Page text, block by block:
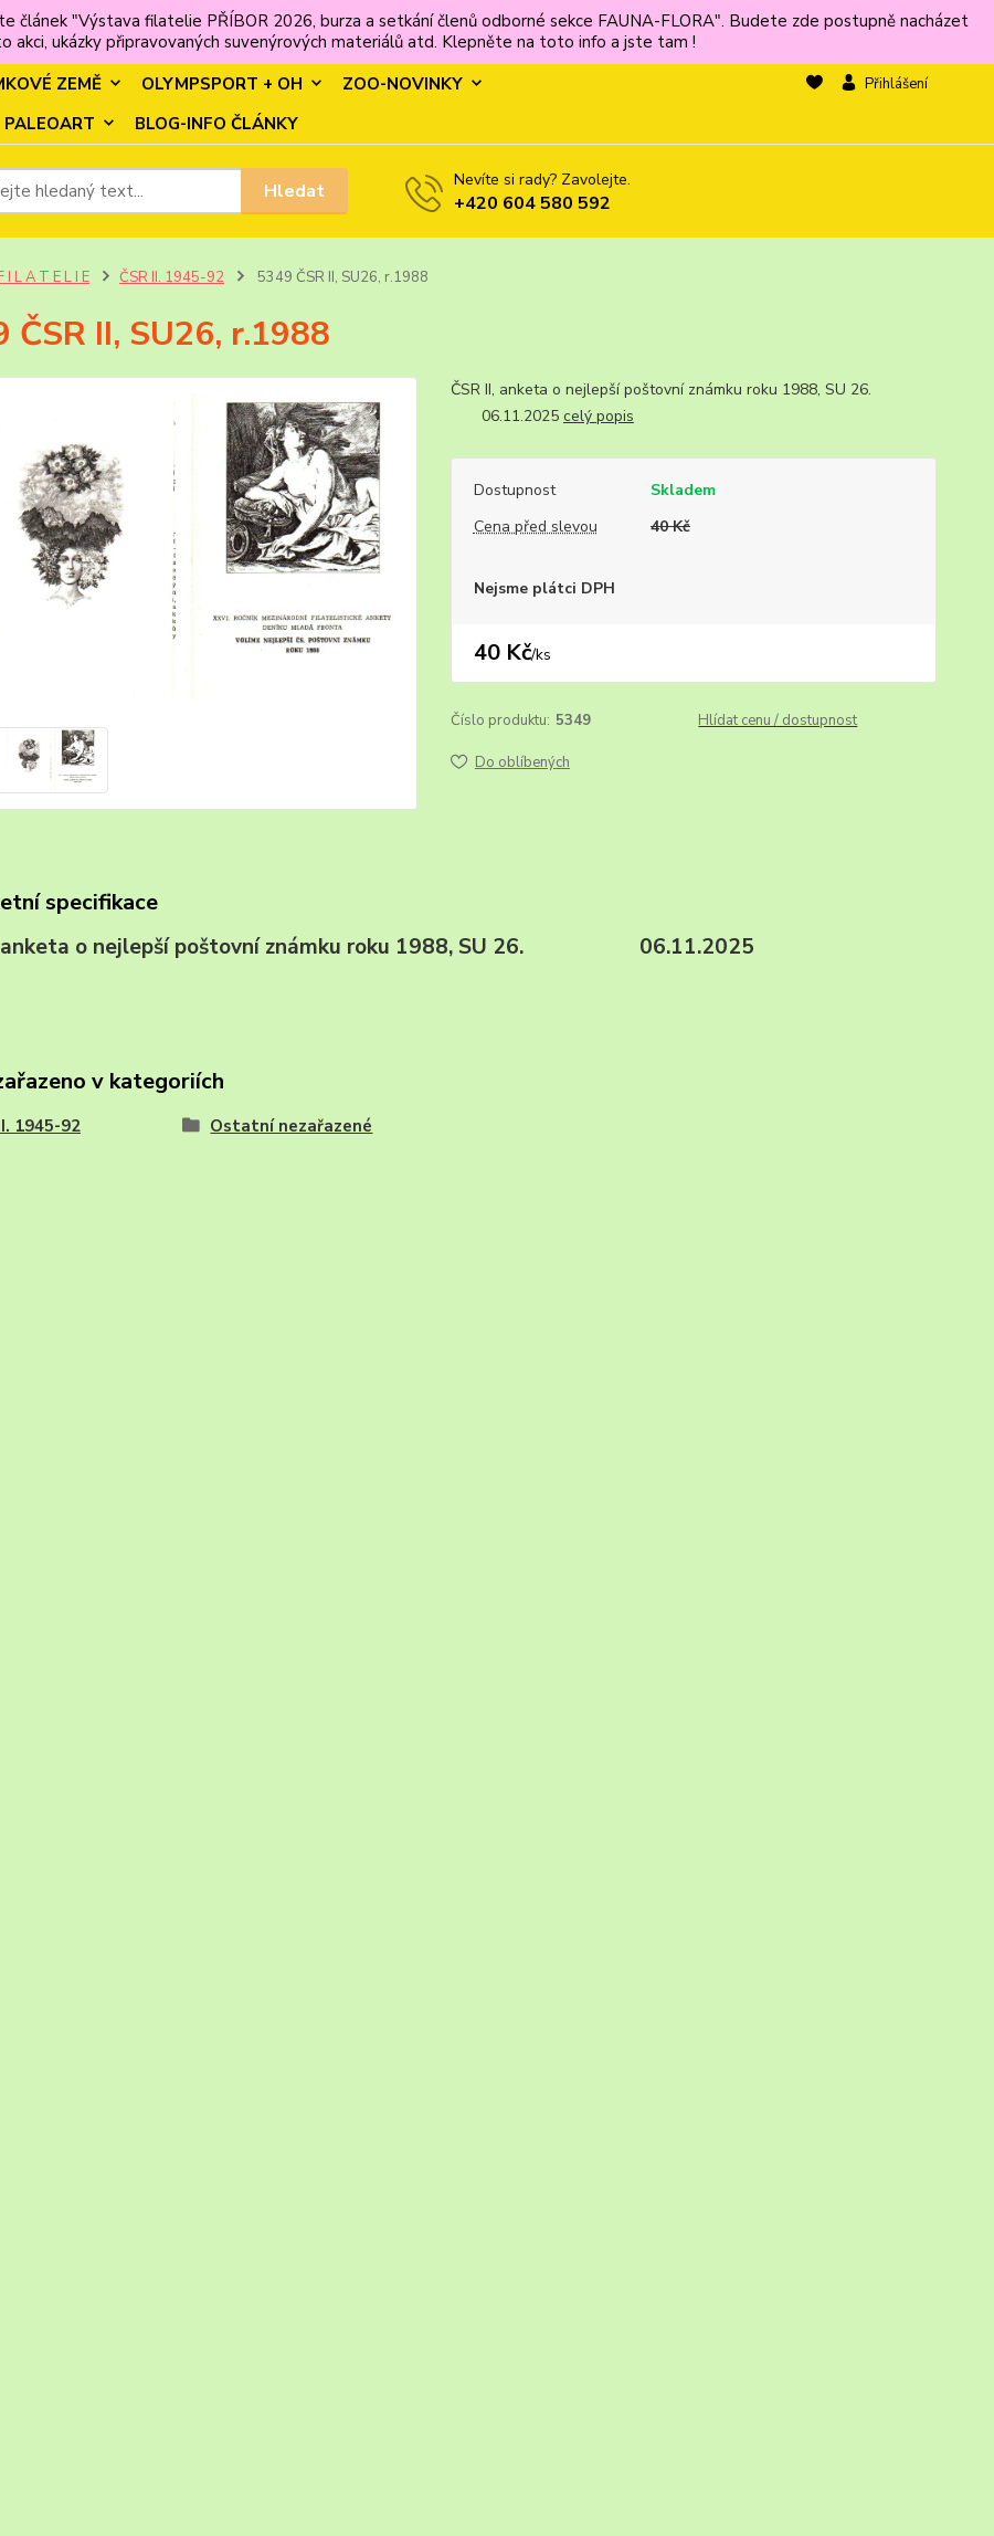
článek "Výstava filatelie PŘÍBOR 2026, burza a setkání členů odborné sekce FAUNA-FLORA". Budete zde postupně nacházet
akci, ukázky připravovaných suvenýrových materiálů atd. Klepněte na toto info a jste tam !
ZEMĚ OLYMPSPORT + OH
ZOO-NOVINKY
PALEOART BLOG-INFO ČLÁNKY
Přihlášení
Hledat Nevíte si rady? Zavolejte.
+420 604 580 592
I L A T E L I E ČSR II. 1945-92 5349 ČSR II, SU26, r.1988
ČSR II, SU26, r.1988
ČSR II, anketa o nejlepší poštovní známku roku 1988, SU 26.
06.11.2025 celý popis
Dostupnost
Skladem
Cena před slevou
40 Kč
Nejsme plátci DPH
40 Kč/ks
Číslo produktu: 5349 Hlídat cenu / dostupnost
Do oblíbených
specifikace
anketa o nejlepší poštovní známku roku 1988, SU 26. 06.11.2025
v kategoriích
1945-92 Ostatní nezařazené